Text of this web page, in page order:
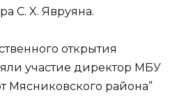
С. X. Явруяна.
открытия
участие директор МБУ
Мясниковского района”